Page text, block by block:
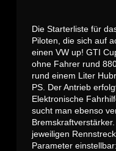
Die Starterliste für
Piloten, die sich auf
einen VW up! GTI
ohne Fahrer rund
rund einem Liter
PS. Der Antrieb
Elektronische
sucht man ebenso
jeweiligen
Parameter